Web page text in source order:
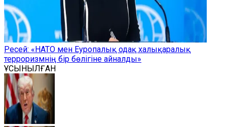
Ресей: «НАТО мен Еуропалық одақ халықаралық
терроризмнің бір бөлігіне айналды»
ҰСЫНЫЛҒАН